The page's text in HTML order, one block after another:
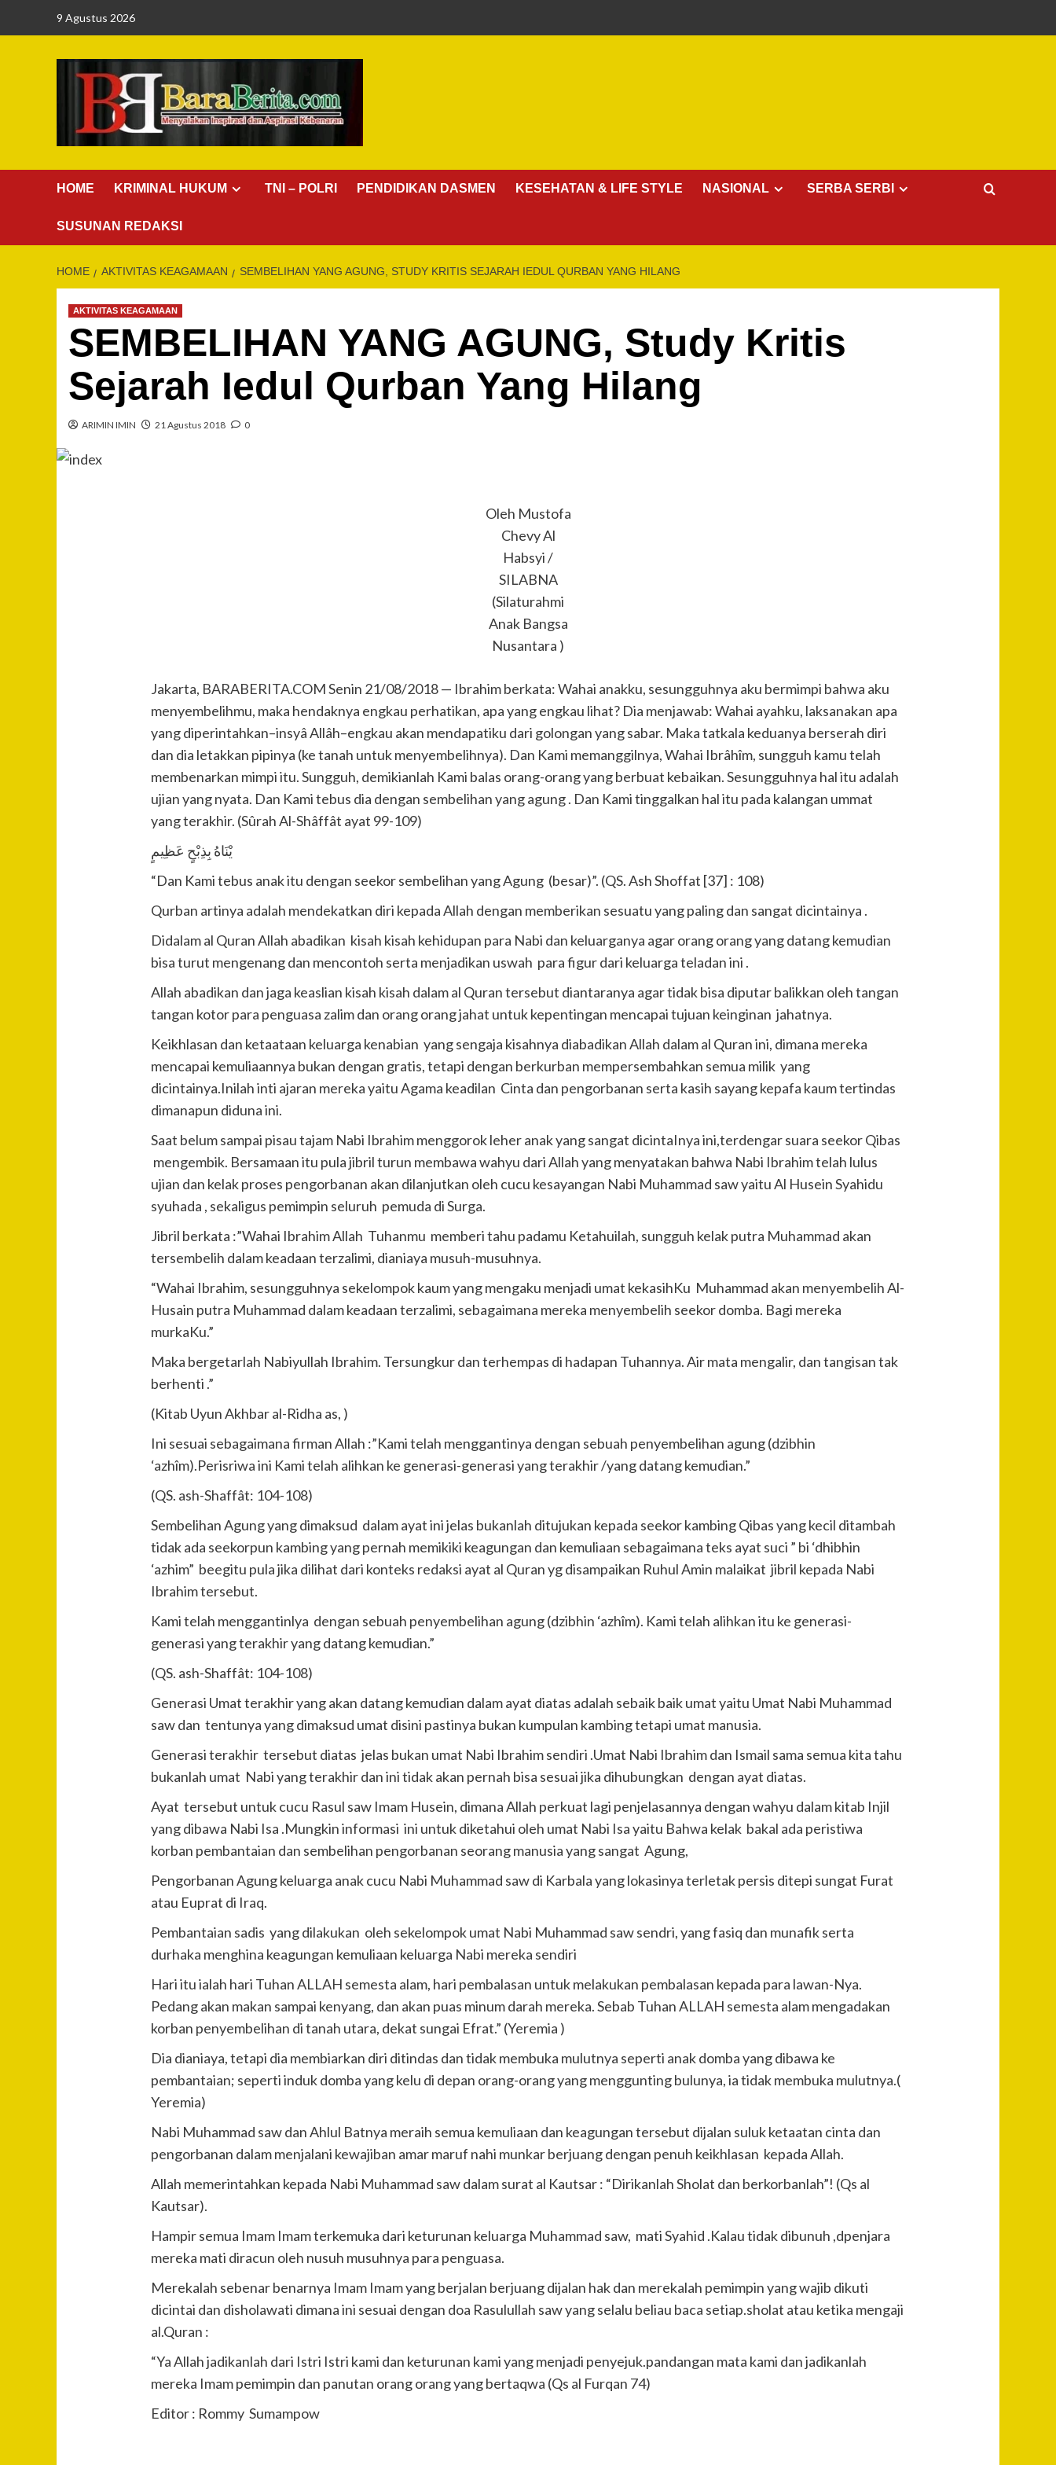
9 Agustus 2026
HOME KRIMINAL HUKUM TNI – POLRI PENDIDIKAN DASMEN KESEHATAN & LIFE STYLE NASIONAL SERBA SERBI
SUSUNAN REDAKSI
HOME AKTIVITAS KEAGAMAAN SEMBELIHAN YANG AGUNG, STUDY KRITIS SEJARAH IEDUL QURBAN YANG HILANG
AKTIVITAS KEAGAMAAN
SEMBELIHAN YANG AGUNG, Study Kritis
Sejarah Iedul Qurban Yang Hilang
ARIMIN IMIN 21 Agustus 2018 0
Oleh Mustofa
Chevy Al
Habsyi /
SILABNA
(Silaturahmi
Anak Bangsa
Nusantara )
Jakarta, BARABERITA.COM Senin 21/08/2018 — Ibrahim berkata: Wahai anakku, sesungguhnya aku bermimpi bahwa aku
menyembelihmu, maka hendaknya engkau perhatikan, apa yang engkau lihat? Dia menjawab: Wahai ayahku, laksanakan apa
yang diperintahkan–insyâ Allâh–engkau akan mendapatiku dari golongan yang sabar. Maka tatkala keduanya berserah diri
dan dia letakkan pipinya (ke tanah untuk menyembelihnya). Dan Kami memanggilnya, Wahai Ibrâhîm, sungguh kamu telah
membenarkan mimpi itu. Sungguh, demikianlah Kami balas orang-orang yang berbuat kebaikan. Sesungguhnya hal itu adalah
ujian yang nyata. Dan Kami tebus dia dengan sembelihan yang agung . Dan Kami tinggalkan hal itu pada kalangan ummat
yang terakhir. (Sûrah Al-Shâffât ayat 99-109)
يْنَاهُ بِذِبْحٍ عَظِيمٍ
“Dan Kami tebus anak itu dengan seekor sembelihan yang Agung (besar)”. (QS. Ash Shoffat [37] : 108)
Qurban artinya adalah mendekatkan diri kepada Allah dengan memberikan sesuatu yang paling dan sangat dicintainya .
Didalam al Quran Allah abadikan kisah kisah kehidupan para Nabi dan keluarganya agar orang orang yang datang kemudian
bisa turut mengenang dan mencontoh serta menjadikan uswah para figur dari keluarga teladan ini .
Allah abadikan dan jaga keaslian kisah kisah dalam al Quran tersebut diantaranya agar tidak bisa diputar balikkan oleh tangan
tangan kotor para penguasa zalim dan orang orang jahat untuk kepentingan mencapai tujuan keinginan jahatnya.
Keikhlasan dan ketaataan keluarga kenabian yang sengaja kisahnya diabadikan Allah dalam al Quran ini, dimana mereka
mencapai kemuliaannya bukan dengan gratis, tetapi dengan berkurban mempersembahkan semua milik yang
dicintainya.Inilah inti ajaran mereka yaitu Agama keadilan Cinta dan pengorbanan serta kasih sayang kepafa kaum tertindas
dimanapun diduna ini.
Saat belum sampai pisau tajam Nabi Ibrahim menggorok leher anak yang sangat dicintaInya ini,terdengar suara seekor Qibas
mengembik. Bersamaan itu pula jibril turun membawa wahyu dari Allah yang menyatakan bahwa Nabi Ibrahim telah lulus
ujian dan kelak proses pengorbanan akan dilanjutkan oleh cucu kesayangan Nabi Muhammad saw yaitu Al Husein Syahidu
syuhada , sekaligus pemimpin seluruh pemuda di Surga.
Jibril berkata :”Wahai Ibrahim Allah Tuhanmu memberi tahu padamu Ketahuilah, sungguh kelak putra Muhammad akan
tersembelih dalam keadaan terzalimi, dianiaya musuh-musuhnya.
“Wahai Ibrahim, sesungguhnya sekelompok kaum yang mengaku menjadi umat kekasihKu Muhammad akan menyembelih Al-
Husain putra Muhammad dalam keadaan terzalimi, sebagaimana mereka menyembelih seekor domba. Bagi mereka
murkaKu.”
Maka bergetarlah Nabiyullah Ibrahim. Tersungkur dan terhempas di hadapan Tuhannya. Air mata mengalir, dan tangisan tak
berhenti .”
(Kitab Uyun Akhbar al-Ridha as, )
Ini sesuai sebagaimana firman Allah :”Kami telah menggantinya dengan sebuah penyembelihan agung (dzibhin
‘azhîm).Perisriwa ini Kami telah alihkan ke generasi-generasi yang terakhir /yang datang kemudian.”
(QS. ash-Shaffât: 104-108)
Sembelihan Agung yang dimaksud dalam ayat ini jelas bukanlah ditujukan kepada seekor kambing Qibas yang kecil ditambah
tidak ada seekorpun kambing yang pernah memikiki keagungan dan kemuliaan sebagaimana teks ayat suci ” bi ‘dhibhin
‘azhim” beegitu pula jika dilihat dari konteks redaksi ayat al Quran yg disampaikan Ruhul Amin malaikat jibril kepada Nabi
Ibrahim tersebut.
Kami telah menggantinlya dengan sebuah penyembelihan agung (dzibhin ‘azhîm). Kami telah alihkan itu ke generasi-
generasi yang terakhir yang datang kemudian.”
(QS. ash-Shaffât: 104-108)
Generasi Umat terakhir yang akan datang kemudian dalam ayat diatas adalah sebaik baik umat yaitu Umat Nabi Muhammad
saw dan tentunya yang dimaksud umat disini pastinya bukan kumpulan kambing tetapi umat manusia.
Generasi terakhir tersebut diatas jelas bukan umat Nabi Ibrahim sendiri .Umat Nabi Ibrahim dan Ismail sama semua kita tahu
bukanlah umat Nabi yang terakhir dan ini tidak akan pernah bisa sesuai jika dihubungkan dengan ayat diatas.
Ayat tersebut untuk cucu Rasul saw Imam Husein, dimana Allah perkuat lagi penjelasannya dengan wahyu dalam kitab Injil
yang dibawa Nabi Isa .Mungkin informasi ini untuk diketahui oleh umat Nabi Isa yaitu Bahwa kelak bakal ada peristiwa
korban pembantaian dan sembelihan pengorbanan seorang manusia yang sangat Agung,
Pengorbanan Agung keluarga anak cucu Nabi Muhammad saw di Karbala yang lokasinya terletak persis ditepi sungat Furat
atau Euprat di Iraq.
Pembantaian sadis yang dilakukan oleh sekelompok umat Nabi Muhammad saw sendri, yang fasiq dan munafik serta
durhaka menghina keagungan kemuliaan keluarga Nabi mereka sendiri
Hari itu ialah hari Tuhan ALLAH semesta alam, hari pembalasan untuk melakukan pembalasan kepada para lawan-Nya.
Pedang akan makan sampai kenyang, dan akan puas minum darah mereka. Sebab Tuhan ALLAH semesta alam mengadakan
korban penyembelihan di tanah utara, dekat sungai Efrat.” (Yeremia )
Dia dianiaya, tetapi dia membiarkan diri ditindas dan tidak membuka mulutnya seperti anak domba yang dibawa ke
pembantaian; seperti induk domba yang kelu di depan orang-orang yang menggunting bulunya, ia tidak membuka mulutnya.(
Yeremia)
Nabi Muhammad saw dan Ahlul Batnya meraih semua kemuliaan dan keagungan tersebut dijalan suluk ketaatan cinta dan
pengorbanan dalam menjalani kewajiban amar maruf nahi munkar berjuang dengan penuh keikhlasan kepada Allah.
Allah memerintahkan kepada Nabi Muhammad saw dalam surat al Kautsar : “Dirikanlah Sholat dan berkorbanlah”! (Qs al
Kautsar).
Hampir semua Imam Imam terkemuka dari keturunan keluarga Muhammad saw, mati Syahid .Kalau tidak dibunuh ,dpenjara
mereka mati diracun oleh nusuh musuhnya para penguasa.
Merekalah sebenar benarnya Imam Imam yang berjalan berjuang dijalan hak dan merekalah pemimpin yang wajib dikuti
dicintai dan disholawati dimana ini sesuai dengan doa Rasulullah saw yang selalu beliau baca setiap.sholat atau ketika mengaji
al.Quran :
“Ya Allah jadikanlah dari Istri Istri kami dan keturunan kami yang menjadi penyejuk.pandangan mata kami dan jadikanlah
mereka Imam pemimpin dan panutan orang orang yang bertaqwa (Qs al Furqan 74)
Editor : Rommy Sumampow